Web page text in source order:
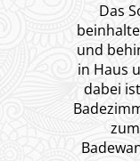
Das
und
in Haus
dabei